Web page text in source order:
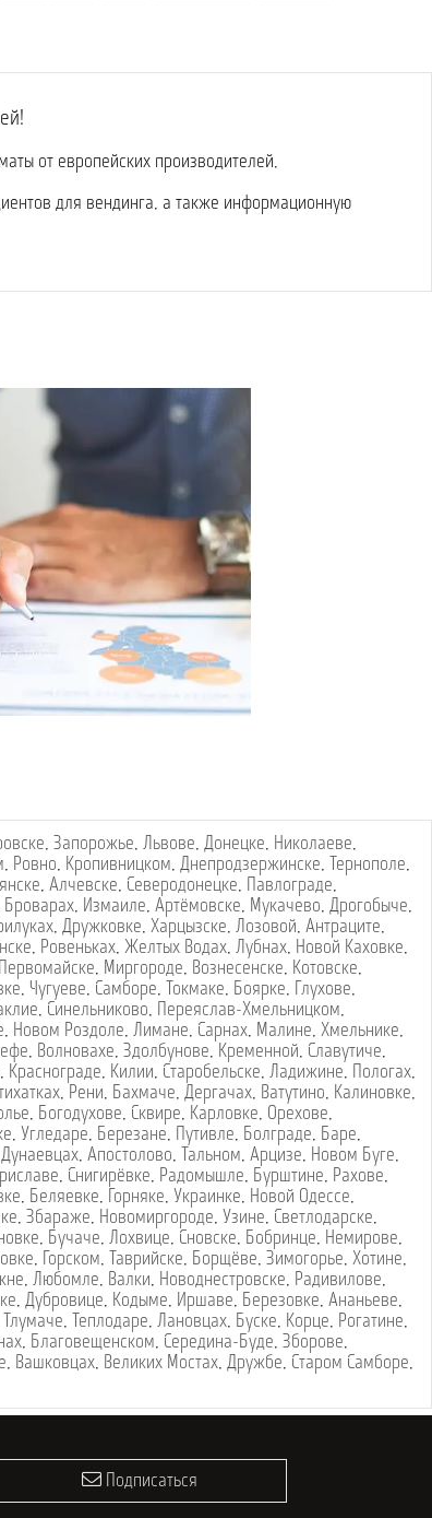
от европейских производителей,
для вендинга, а также информационную
, Запорожье, Львове, Донецке, Николаеве,
, Ровно, Кропивницком, Днепродзержинске, Тернополе,
, Алчевске, Северодонецке, Павлограде,
Броварах, Измаиле, Артёмовске, Мукачево, Дрогобыче,
, Дружковке, Харцызске, Лозовой, Антраците,
, Ровеньках, Желтых Водах, Лубнах, Новой Каховке,
Первомайске, Миргороде, Вознесенске, Котовске,
, Чугуеве, Самборе, Токмаке, Боярке, Глухове,
, Синельниково, Переяслав-Хмельницком,
, Новом Роздоле, Лимане, Сарнах, Малине, Хмельнике,
, Волновахе, Здолбунове, Кременной, Славутиче,
, Краснограде, Килии, Старобельске, Ладижине, Пологах,
, Рени, Бахмаче, Дергачах, Ватутино, Калиновке,
, Богодухове, Сквире, Карловке, Орехове,
, Угледаре, Березане, Путивле, Болграде, Баре,
Дунаевцах, Апостолово, Тальном, Арцизе, Новом Буге,
, Снигирёвке, Радомышле, Бурштине, Рахове,
, Беляевке, Горняке, Украинке, Новой Одессе,
, Збараже, Новомиргороде, Узине, Светлодарске,
, Бучаче, Лохвице, Сновске, Бобринце, Немирове,
, Горском, Таврийске, Борщёве, Зимогорье, Хотине,
, Любомле, Валки, Новоднестровске, Радивилове,
, Дубровице, Кодыме, Иршаве, Березовке, Ананьеве,
Тлумаче, Теплодаре, Лановцах, Буске, Корце, Рогатине,
, Благовещенском, Середина-Буде, Зборове,
, Вашковцах, Великих Мостах, Дружбе, Старом Самборе,
Подписаться